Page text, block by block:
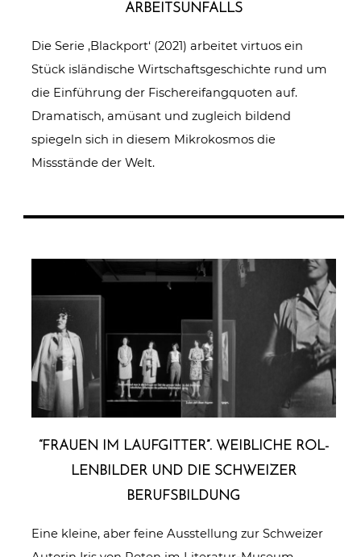
ARBEITSUNFALLS
Die Serie ‚Blackport‘ (2021) arbeitet virtuos ein
Stück isländische Wirtschaftsgeschichte rund um
die Einführung der Fischereifangquoten auf.
Dramatisch, amüsant und zugleich bildend
spiegeln sich in diesem Mikrokosmos die
Missstände der Welt.
“FRAUEN IM LAUF­GIT­TER”. WEIBLICHE ROL­
LEN­BIL­DER UND DIE SCHWEIZER
BERUFSBILDUNG
Eine kleine, aber feine Ausstellung zur Schweizer